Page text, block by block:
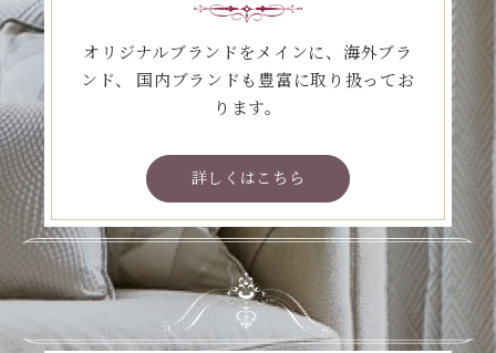
オリジナルブランドをメインに、海外ブラ
ンド、
国内ブランドも豊富に取り扱ってお
ります。
詳しくはこちら